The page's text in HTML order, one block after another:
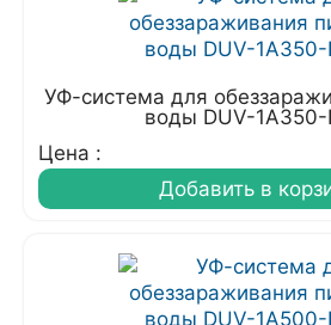
УФ-система для
воды DUV-1A350-
Цена :
Добавить в